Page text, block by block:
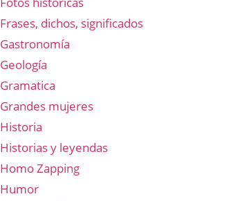
Frases, dichos, significados
Gastronomía
Geología
Gramatica
Grandes mujeres
Historia
Historias y leyendas
Homo Zapping
Humor